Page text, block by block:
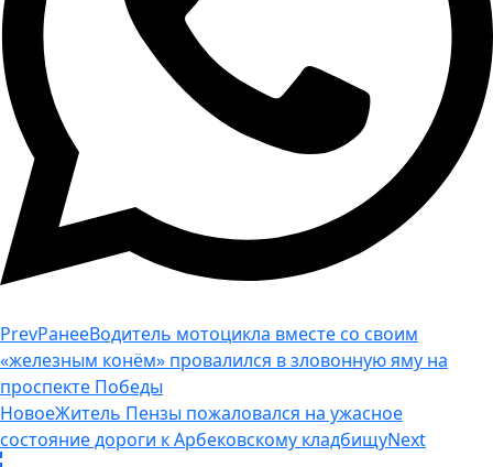
PrevРанееВодитель мотоцикла вместе со своим
«железным конём» провалился в зловонную яму на
проспекте Победы
НовоеЖитель Пензы пожаловался на ужасное
состояние дороги к Арбековскому кладбищуNext